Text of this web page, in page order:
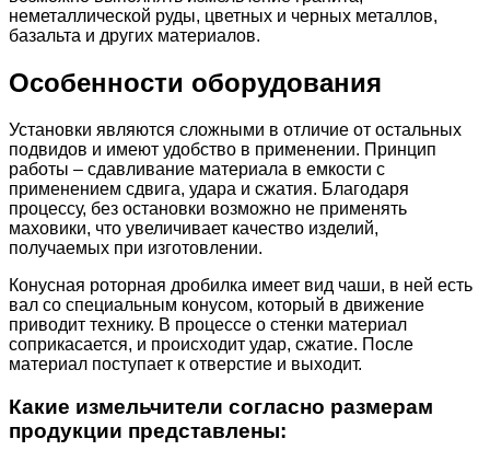
неметаллической руды, цветных и черных металлов,
базальта и других материалов.
Особенности оборудования
Установки являются сложными в отличие от остальных
подвидов и имеют удобство в применении. Принцип
работы – сдавливание материала в емкости с
применением сдвига, удара и сжатия. Благодаря
процессу, без остановки возможно не применять
маховики, что увеличивает качество изделий,
получаемых при изготовлении.
Конусная роторная дробилка имеет вид чаши, в ней есть
вал со специальным конусом, который в движение
приводит технику. В процессе о стенки материал
соприкасается, и происходит удар, сжатие. После
материал поступает к отверстие и выходит.
Какие измельчители согласно размерам
продукции представлены: